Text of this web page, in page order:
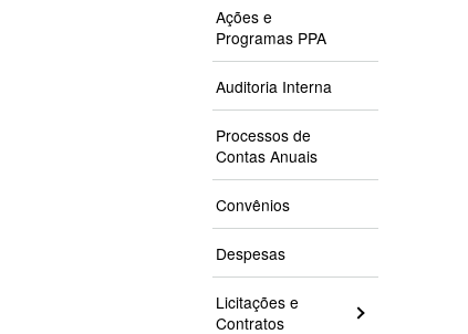
Ações e
Programas PPA
Auditoria Interna
Processos de
Contas Anuais
Convênios
Despesas
Licitações e
Contratos